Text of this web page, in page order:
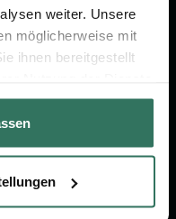
weiter. Unsere
möglicherweise mit
ihnen bereitgestellt
registrieren